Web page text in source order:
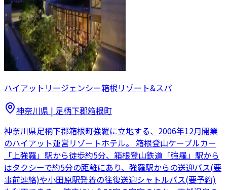
ハイアットリージェンシー箱根リゾート&スパ
神奈川県 | 足柄下郡箱根町
神奈川県足柄下郡箱根町強羅に立地する、2006年12月開業
のハイアット運営リゾートホテル。 箱根登山ケーブルカー
「上強羅」駅から徒歩約5分、箱根登山鉄道「強羅」駅から
はタクシーで約5分の距離にあり、強羅駅からの送迎バス(要
事前連絡)や小田原駅発着の往復送迎シャトルバス(要予約)